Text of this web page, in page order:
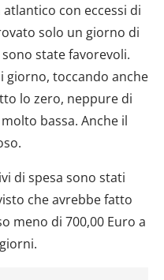
con eccessi di
solo un giorno di
state favorevoli.
giorno, toccando anche
lo zero, neppure di
bassa. Anche il
di spesa sono stati
che avrebbe fatto
meno di 700,00 Euro a